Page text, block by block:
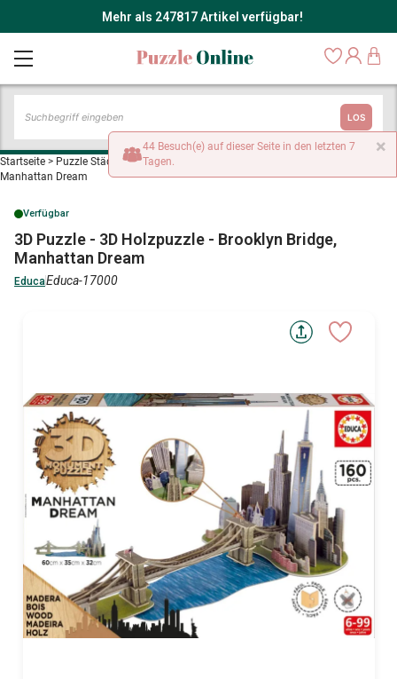
Mehr als 247817 Artikel verfügbar!
LOS
Startseite > Puzzle Städte und Dörfer
Manhattan Dream
Verfügbar
3D Puzzle - 3D Holzpuzzle - Brooklyn Bridge,
Manhattan Dream
EducaEduca-17000
×
44 Besuch(e) auf dieser Seite in den letzten 7
Tagen.